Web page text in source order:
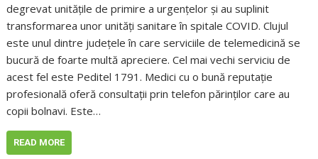
degrevat unitățile de primire a urgențelor și au suplinit
transformarea unor unități sanitare în spitale COVID. Clujul
este unul dintre județele în care serviciile de telemedicină se
bucură de foarte multă apreciere. Cel mai vechi serviciu de
acest fel este Peditel 1791. Medici cu o bună reputație
profesională oferă consultații prin telefon părinților care au
copii bolnavi. Este…
READ MORE